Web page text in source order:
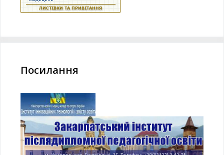
Посилання